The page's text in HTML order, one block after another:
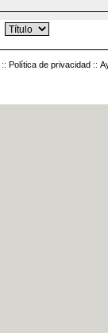
:: Política de privacidad ::